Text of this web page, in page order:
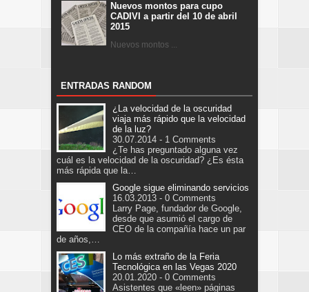
Nuevos montos para cupo
CADIVI a partir del 10 de abril
2015
Nuevos montos ...
ENTRADAS RANDOM
¿La velocidad de la oscuridad
viaja más rápido que la velocidad
de la luz?
30.07.2014 - 1 Comments
¿Te has preguntado alguna vez
cuál es la velocidad de la oscuridad? ¿Es ésta
más rápida que la…
Google sigue eliminando servicios
16.03.2013 - 0 Comments
Larry Page, fundador de Google,
desde que asumió el cargo de
CEO de la compañía hace un par
de años,…
Lo más extraño de la Feria
Tecnológica en las Vegas 2020
20.01.2020 - 0 Comments
Asistentes que «leen» páginas